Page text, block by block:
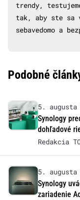
trendy,
tak, aby ste
sebavedomo a
Podobné
5. augusta
Synology
dohľadové
Redakcia
5. augusta
Synology
zariadenie